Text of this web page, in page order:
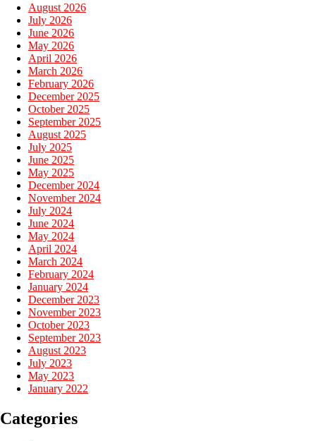
August 2026
July 2026
June 2026
May 2026
April 2026
March 2026
February 2026
December 2025
October 2025
September 2025
August 2025
July 2025
June 2025
May 2025
December 2024
November 2024
July 2024
June 2024
May 2024
April 2024
March 2024
February 2024
January 2024
December 2023
November 2023
October 2023
September 2023
August 2023
July 2023
May 2023
January 2022
Categories